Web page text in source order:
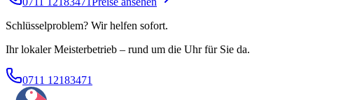
Schlüsselproblem? Wir helfen sofort.
Ihr lokaler Meisterbetrieb – rund um die Uhr für Sie da.
0711 12183471